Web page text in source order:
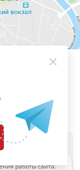
работы сайта.